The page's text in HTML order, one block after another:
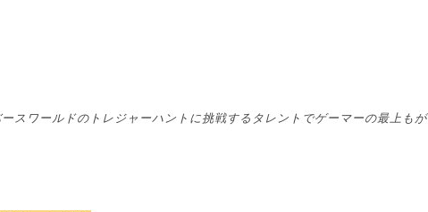
スワールドのトレジャーハントに挑戦するタレントでゲーマーの最上もが